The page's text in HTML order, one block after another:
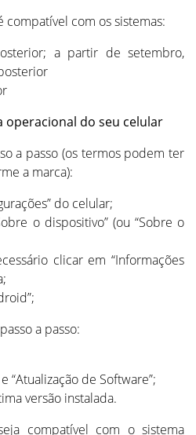
compatível com os sistemas:
a partir de setembro,
operacional do seu celular
a passo (os termos podem ter
a marca):
do celular;
o dispositivo” (ou “Sobre o
clicar em “Informações
a passo:
“Atualização de Software”;
versão instalada.
compatível com o sistema